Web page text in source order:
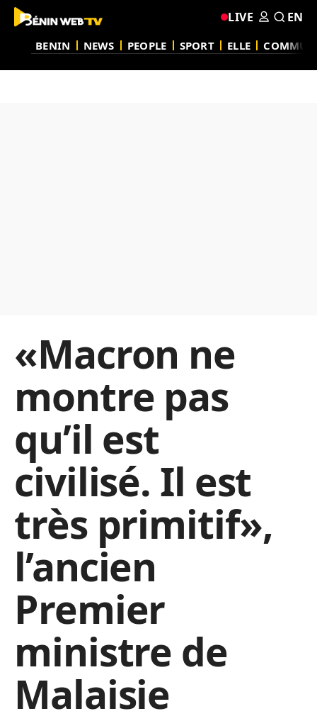
BENIN NEWS PEOPLE SPORT ELLE
LIVE EN
«Macron ne
montre pas
qu’il est
civilisé. Il est
très primitif»,
l’ancien
Premier
ministre de
Malaisie